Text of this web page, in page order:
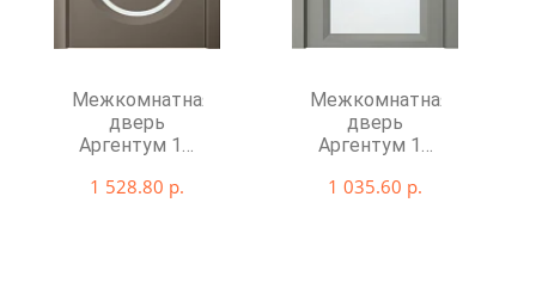
Межкомнатная
дверь
Аргентум 1D
1 528.80 р.
Межкомнатная
дверь
Аргентум 1E
1 035.60 р.